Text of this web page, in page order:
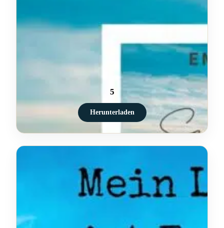
5
Herunterladen